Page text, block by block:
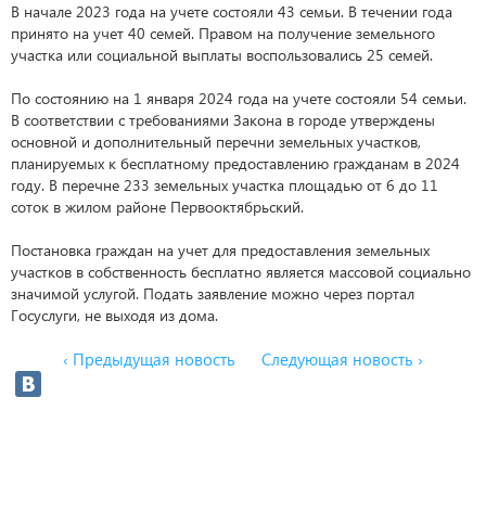
В начале 2023 года на учете состояли 43 семьи. В течении года
принято на учет 40 семей. Правом на получение земельного
участка или социальной выплаты воспользовались 25 семей.
По состоянию на 1 января 2024 года на учете состояли 54 семьи.
В соответствии с требованиями Закона в городе утверждены
основной и дополнительный перечни земельных участков,
планируемых к бесплатному предоставлению гражданам в 2024
году. В перечне 233 земельных участка площадью от 6 до 11
соток в жилом районе Первооктябрьский.
Постановка граждан на учет для предоставления земельных
участков в собственность бесплатно является массовой социально
значимой услугой. Подать заявление можно через портал
Госуслуги, не выходя из дома.
‹ Предыдущая новость Следующая новость ›